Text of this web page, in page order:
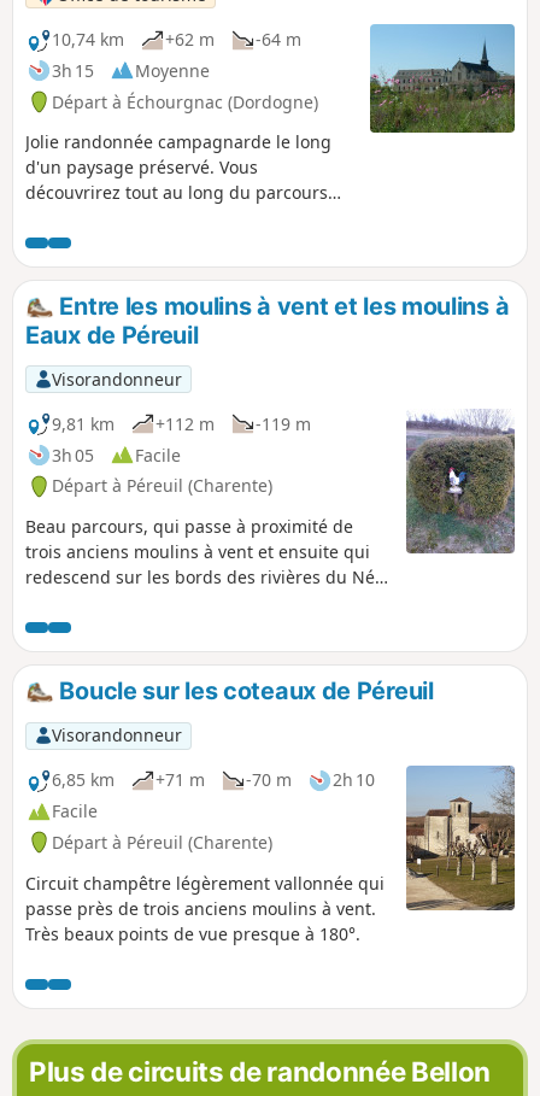
10,74 km
+62 m
-64 m
3h 15
Moyenne
Départ à Échourgnac (Dordogne)
Jolie randonnée campagnarde le long
d'un paysage préservé. Vous
découvrirez tout au long du parcours
animaux un refuge sauvage et préservé.
Faites une pause à l'Abbaye
Cistercienne Notre-Dame de Bonne
Espérance et profitez-en pour déguster
le fameux fromage "Trappe
Échourgnac ».
Entre les moulins à vent et les moulins à
Eaux de Péreuil
Visorandonneur
9,81 km
+112 m
-119 m
3h 05
Facile
Départ à Péreuil (Charente)
Beau parcours, qui passe à proximité de
trois anciens moulins à vent et ensuite qui
redescend sur les bords des rivières du Né
eau. Ensuite, le parcours remonte dans les
vignes pour redescendre encore sur le bord
du Né. Circuit vallonné et avec de beaux
points de vue.
Boucle sur les coteaux de Péreuil
Visorandonneur
6,85 km
+71 m -70 m
2h 10
Facile
Départ à Péreuil (Charente)
Circuit champêtre légèrement vallonnée qui
passe près de trois anciens moulins à vent.
Très beaux points de vue presque à 180°.
Plus de circuits de randonnée Bellon